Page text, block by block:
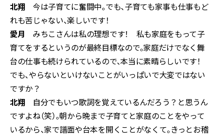
北翔 今は子育てに奮闘中。でも、子育ても家事も仕事もど
れも苦じゃない、楽しいです！
愛月 みちこさんは私の理想です！ 私も家庭をもって子
育てをするというのが最終目標なので。家庭だけでなく舞
台の仕事も続けられているので、本当に素晴らしいです！
でも、やらないといけないことがいっぱいで大変ではない
ですか？
北翔 自分でもいつ歌詞を覚えているんだろう？と思うん
ですよね（笑）。朝から晩まで子育てと家庭のことをやって
いるから、家で譜面や台本を開くことがなくて。きっとお稽